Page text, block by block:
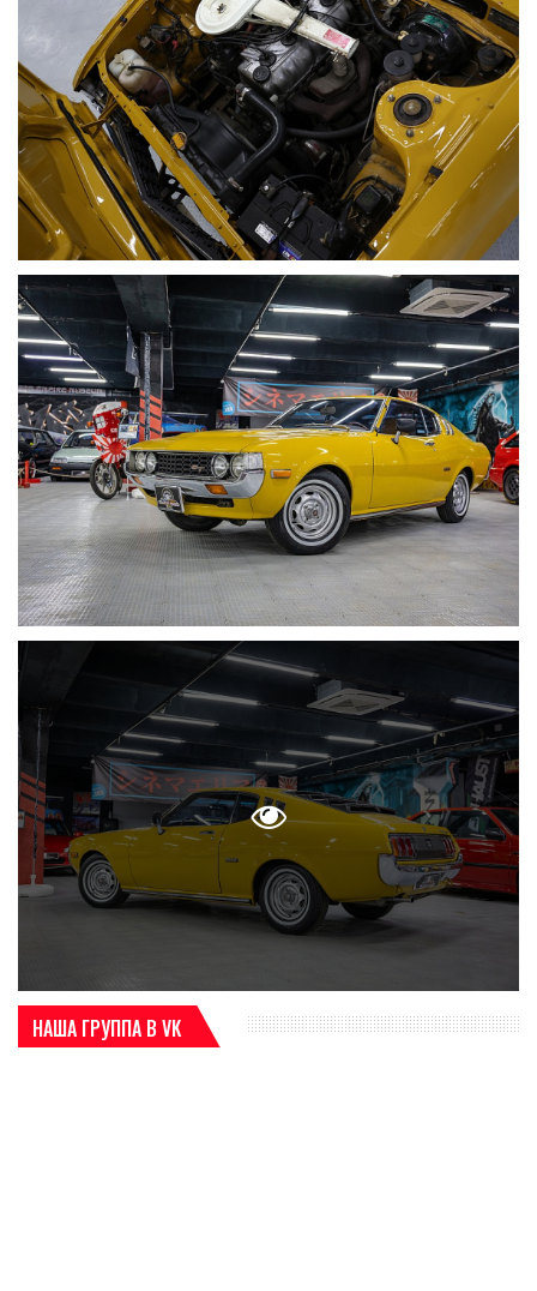
НАША ГРУППА В VK